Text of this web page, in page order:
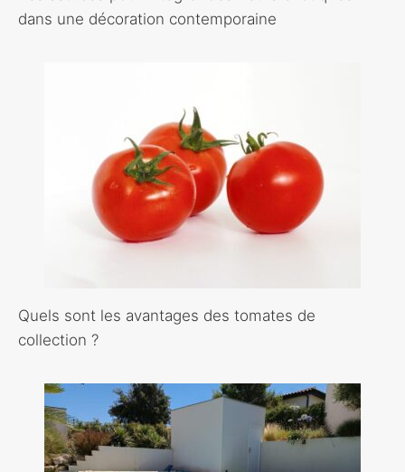
dans une décoration contemporaine
Quels sont les avantages des tomates de
collection ?